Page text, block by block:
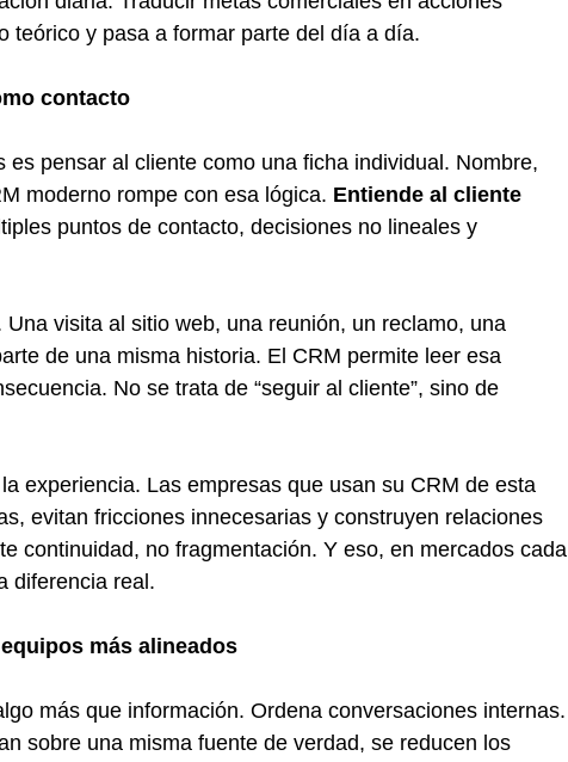
teórico y pasa a formar parte del día a día.
contacto
es pensar al cliente como una ficha individual. Nombre,
moderno rompe con esa lógica. Entiende al cliente
puntos de contacto, decisiones no lineales y
visita al sitio web, una reunión, un reclamo, una
de una misma historia. El CRM permite leer esa
No se trata de “seguir al cliente”, sino de
experiencia. Las empresas que usan su CRM de esta
evitan fricciones innecesarias y construyen relaciones
continuidad, no fragmentación. Y eso, en mercados cada
diferencia real.
más alineados
más que información. Ordena conversaciones internas.
sobre una misma fuente de verdad, se reducen los